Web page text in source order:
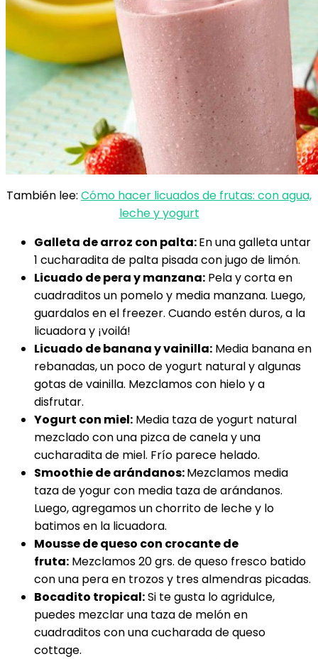
También lee: Cómo hacer licuados de frutas: con agua,
leche y yogurt
Galleta de arroz con palta:En una galleta untar
1 cucharadita de palta pisada con jugo de limón.
Licuado de pera y manzana: Pela y corta en
cuadraditos un pomelo y media manzana. Luego,
guardalos en el freezer. Cuando estén duros, a la
licuadora y ¡voilá!
Licuado de banana y vainilla: Media banana en
rebanadas, un poco de yogurt natural y algunas
gotas de vainilla. Mezclamos con hielo y a
disfrutar.
Yogurt con miel: Media taza de yogurt natural
mezclado con una pizca de canela y una
cucharadita de miel. Frío parece helado.
Smoothie de arándanos:Mezclamos media
taza de yogur con media taza de arándanos.
Luego, agregamos un chorrito de leche y lo
batimos en la licuadora.
Mousse de queso con crocante de
fruta: Mezclamos 20 grs. de queso fresco batido
con una pera en trozos y tres almendras picadas.
Bocadito tropical:Si te gusta lo agridulce,
puedes mezclar una taza de melón en
cuadraditos con una cucharada de queso
cottage.